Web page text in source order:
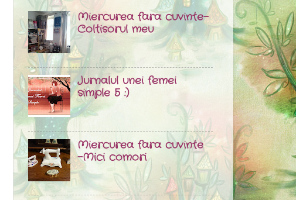
Miercurea fara cuvinte-
Coltisorul meu
Jurnalul unei femei
simple 5 :)
Miercurea fara cuvinte
-Mici comori